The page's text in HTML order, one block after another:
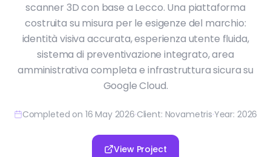
scanner 3D con base a Lecco. Una piattaforma
costruita su misura per le esigenze del marchio:
identità visiva accurata, esperienza utente fluida,
sistema di preventivazione integrato, area
amministrativa completa e infrastruttura sicura su
Google Cloud.
Completed on 16 May 2026·Client: Novametris·Year: 2026
View Project